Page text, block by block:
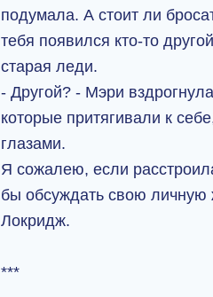
подумала. А стоит ли
тебя появился кто-то
старая леди.
- Другой? - Мэри
которые притягивали к
глазами.
Я сожалею, если
бы обсуждать свою личную
Локридж.
***